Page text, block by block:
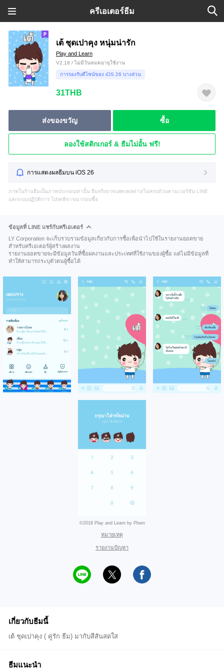
ครีเอเตอร์ธีม
เต้ ชุดเปาคุง หนุ่มน่ารัก
Play and Learn
V2.18 / ไม่มีวันหมดอายุใช้งาน
การรองรับดีไซน์ของ iOS 26 บางส่วน
31THB
ส่งของขวัญ ซื้อ
ลองใช้สติกเกอร์ & ธีมไม่อั้น ฟรี!
การแสดงผลธีมบน iOS 26
ภาพในร้านธีมเป็นภาพประกอบเท่านั้น ธีมจริงอาจแสดงผลต่าง/ไม่ครบถ้วนตามเวอร์ชัน LINE
และระบบปฏิบัติการ โปรดพิจารณาก่อนซื้อ
ข้อมูลที่ LINE แชร์กับครีเอเตอร์
LY Corporation จะเก็บรวบรวมข้อมูลเกี่ยวกับการซื้อเพื่อนำไปใช้ในรายงานยอดขาย
สำหรับครีเอเตอร์ผู้สร้างผลงาน
รายงานยอดขายจะมีข้อมูลวันที่ซื้อผลงานและประเทศที่ใช้งานของผู้ซื้อ แต่ไม่มีข้อมูลที่
ทำให้สามารถระบุตัวตนผู้ซื้อได้
©2018 Play and Learn by Ploen
หมายเหตุ
รายงานปัญหา
เกี่ยวกับธีมนี้
เต้ ชุดเปาคุง ( คู่รัก ธีม) มากับสีสันสดใส
ธีมแนะนำ